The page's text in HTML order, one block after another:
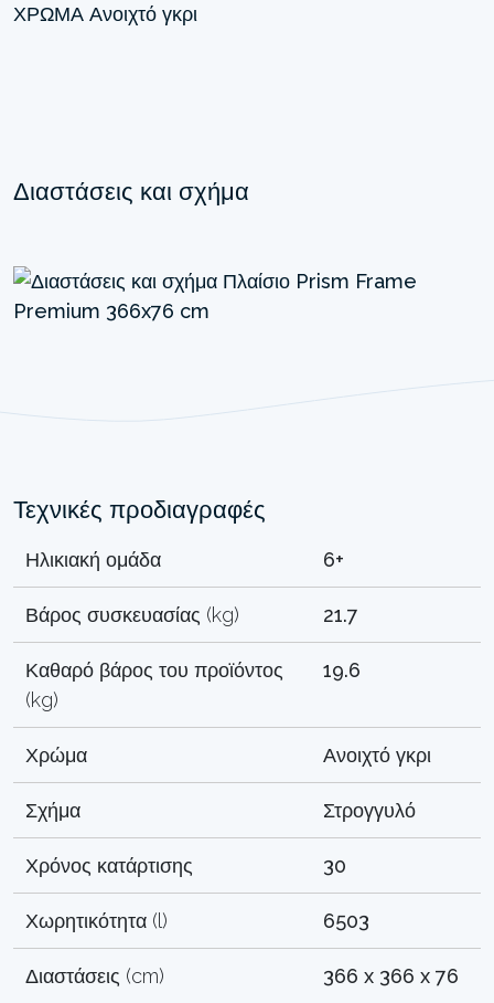
ΧΡΏΜΑ Ανοιχτό γκρι
Διαστάσεις και σχήμα
Τεχνικές προδιαγραφές
Ηλικιακή ομάδα 6+
Βάρος συσκευασίας (kg) 21.7
Καθαρό βάρος του προϊόντος
(kg)
19.6
Χρώμα Ανοιχτό γκρι
Σχήμα Στρογγυλό
Χρόνος κατάρτισης 30
Χωρητικότητα (l) 6503
Διαστάσεις (cm) 366 x 366 x 76